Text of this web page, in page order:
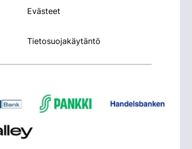
Evästeet
Tietosuojakäytäntö